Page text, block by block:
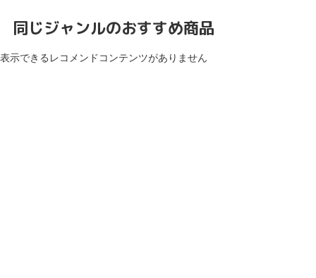
同じジャンルのおすすめ商品
表示できるレコメンドコンテンツがありません